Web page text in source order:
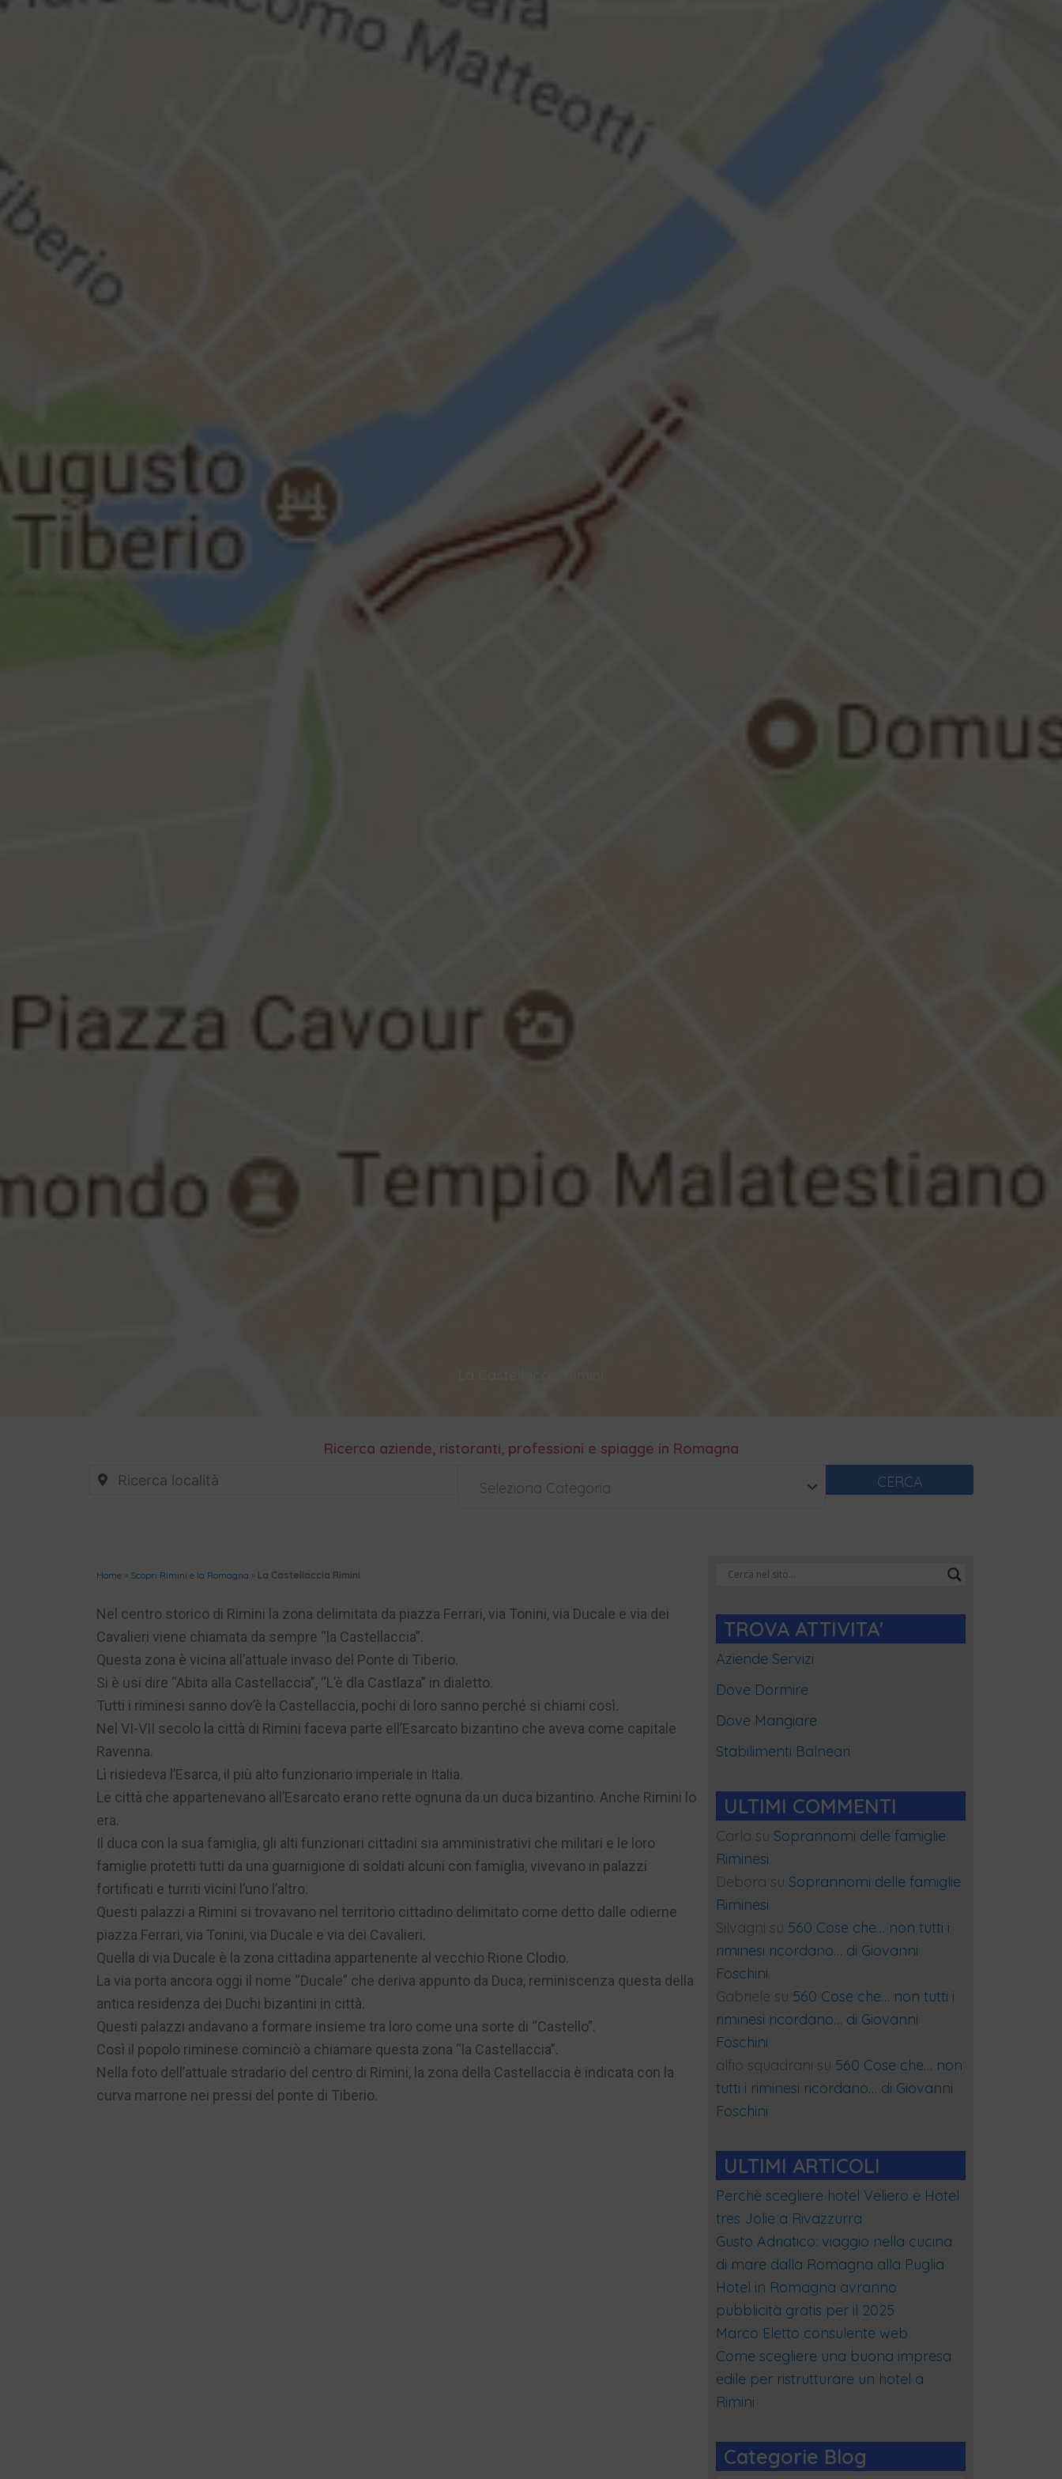
Ricerca aziende, ristoranti, professioni e spiagge in Romagna
Seleziona Categoria CERCA
Home » Scopri Rimini e la Romagna » La Castellaccia Rimini
Nel centro storico di Rimini la zona delimitata da piazza Ferrari, via Tonini, via Ducale e via dei
Cavalieri viene chiamata da sempre “la Castellaccia”.
Questa zona è vicina all’attuale invaso del Ponte di Tiberio.
Si è usi dire “Abita alla Castellaccia”, “L’è dla Castlaza” in dialetto.
Tutti i riminesi sanno dov’è la Castellaccia, pochi di loro sanno perché si chiami così.
Nel VI-VII secolo la città di Rimini faceva parte ell’Esarcato bizantino che aveva come capitale
Ravenna.
Lì risiedeva l’Esarca, il più alto funzionario imperiale in Italia.
Le città che appartenevano all’Esarcato erano rette ognuna da un duca bizantino. Anche Rimini lo
era.
Il duca con la sua famiglia, gli alti funzionari cittadini sia amministrativi che militari e le loro
famiglie protetti tutti da una guarnigione di soldati alcuni con famiglia, vivevano in palazzi
fortificati e turriti vicini l’uno l’altro.
Questi palazzi a Rimini si trovavano nel territorio cittadino delimitato come detto dalle odierne
piazza Ferrari, via Tonini, via Ducale e via dei Cavalieri.
Quella di via Ducale è la zona cittadina appartenente al vecchio Rione Clodio.
La via porta ancora oggi il nome “Ducale” che deriva appunto da Duca, reminiscenza questa della
antica residenza dei Duchi bizantini in città.
Questi palazzi andavano a formare insieme tra loro come una sorte di “Castello”.
Così il popolo riminese cominciò a chiamare questa zona “la Castellaccia”.
Nella foto dell’attuale stradario del centro di Rimini, la zona della Castellaccia è indicata con la
curva marrone nei pressi del ponte di Tiberio.
TROVA ATTIVITA'
Aziende Servizi
Dove Dormire
Dove Mangiare
Stabilimenti Balneari
ULTIMI COMMENTI
Carla su Soprannomi delle famiglie
Riminesi
Debora su Soprannomi delle famiglie
Riminesi
Silvagni su 560 Cose che… non tutti i
riminesi ricordano… di Giovanni
Foschini
Gabriele su 560 Cose che… non tutti i
riminesi ricordano… di Giovanni
Foschini
alfio squadrani su 560 Cose che… non
tutti i riminesi ricordano… di Giovanni
Foschini
ULTIMI ARTICOLI
Perchè scegliere hotel Veliero e Hotel
tres Jolie a Rivazzurra
Gusto Adriatico: viaggio nella cucina
di mare dalla Romagna alla Puglia
Hotel in Romagna avranno
pubblicità gratis per il 2025
Marco Eletto consulente web
Come scegliere una buona impresa
edile per ristrutturare un hotel a
Rimini
Categorie Blog
Categorie